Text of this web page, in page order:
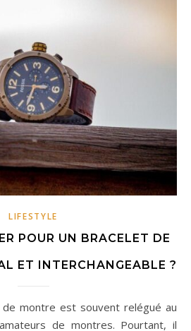
LIFESTYLE
POUR UN BRACELET DE
ET INTERCHANGEABLE ?
de montres. Pourtant, il